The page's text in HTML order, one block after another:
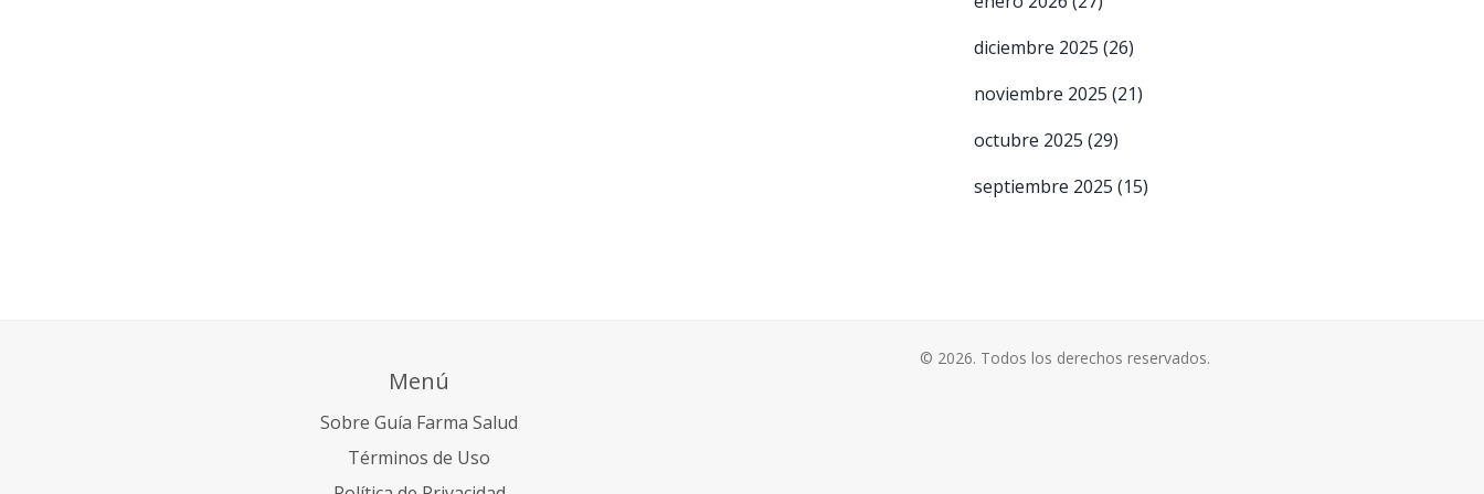
diciembre 2025 (26)
noviembre 2025 (21)
octubre 2025 (29)
septiembre 2025 (15)
Menú
Sobre Guía Farma Salud
Términos de Uso
© 2026. Todos los derechos reservados.